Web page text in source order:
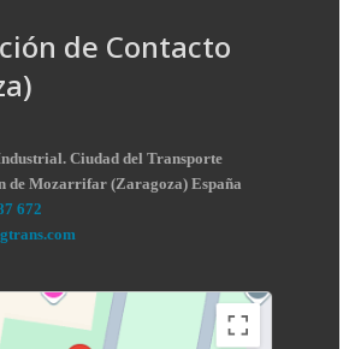
de Contacto
Ciudad del Transporte
de Mozarrifar (Zaragoza) España
672